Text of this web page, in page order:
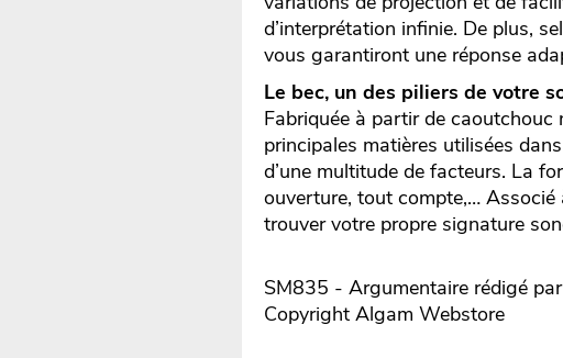
d’interprétation infinie. De plus,
vous garantiront une réponse
Le bec, un des piliers de votre
Fabriquée à partir de caoutchouc
principales matières utilisées
d’une multitude de facteurs. La
ouverture, tout compte,… Associé
trouver votre propre signature
SM835 - Argumentaire rédigé
Copyright Algam Webstore